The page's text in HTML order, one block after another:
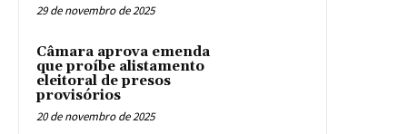
29 de novembro de 2025
Câmara aprova emenda
que proíbe alistamento
eleitoral de presos
provisórios
20 de novembro de 2025